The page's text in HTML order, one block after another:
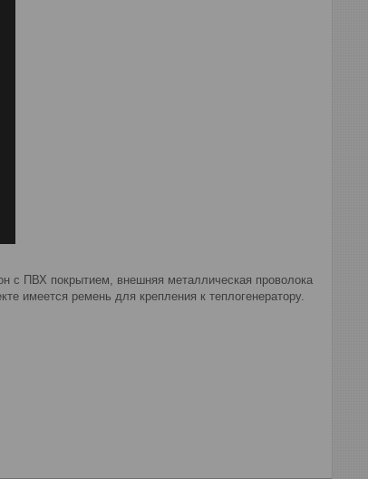
с ПВХ покрытием, внешняя металлическая проволока
имеется ремень для крепления к теплогенератору.